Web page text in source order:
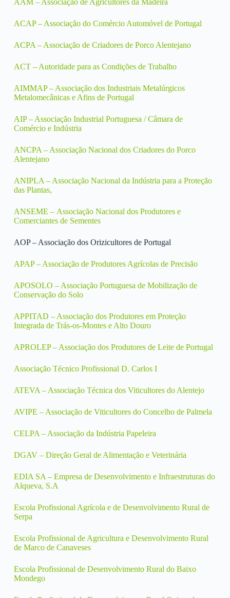
AAM – Associação de Agricultores da Madeira
ACAP – Associação do Comércio Automóvel de Portugal
ACPA – Associação de Criadores de Porco Alentejano
ACT – Autoridade para as Condições de Trabalho
AIMMAP – Associação dos Industriais Metalúrgicos
Metalomecânicas e Afins de Portugal
AIP – Associação Industrial Portuguesa / Câmara de
Comércio e Indústria
ANCPA – Associação Nacional dos Criadores do Porco
Alentejano
ANIPLA – Associação Nacional da Indústria para a Proteção
das Plantas,
ANSEME – Associação Nacional dos Produtores e
Comerciantes de Sementes
AOP – Associação dos Orizicultores de Portugal
APAP – Associação de Produtores Agrícolas de Precisão
APOSOLO – Associação Portuguesa de Mobilização de
Conservação do Solo
APPITAD – Associação dos Produtores em Proteção
Integrada de Trás-os-Montes e Alto Douro
APROLEP – Associação dos Produtores de Leite de Portugal
Associação Técnico Profissional D. Carlos I
ATEVA – Associação Técnica dos Viticultores do Alentejo
AVIPE – Associação de Viticultores do Concelho de Palmela
CELPA – Associação da Indústria Papeleira
DGAV – Direção Geral de Alimentação e Veterinária
EDIA SA – Empresa de Desenvolvimento e Infraestruturas do
Alqueva, S.A
Escola Profissional Agrícola e de Desenvolvimento Rural de
Serpa
Escola Profissional de Agricultura e Desenvolvimento Rural
de Marco de Canaveses
Escola Profissional de Desenvolvimento Rural do Baixo
Mondego